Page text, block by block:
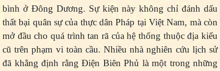
bình ở Đông Dương. Sự kiện này không chỉ đánh dấu
thất bại quân sự của thực dân Pháp tại Việt Nam, mà còn
mở đầu cho quá trình tan rã của hệ thống thuộc địa kiểu
cũ trên phạm vi toàn cầu. Nhiều nhà nghiên cứu lịch sử
đã khẳng định rằng Điện Biên Phủ là một trong những